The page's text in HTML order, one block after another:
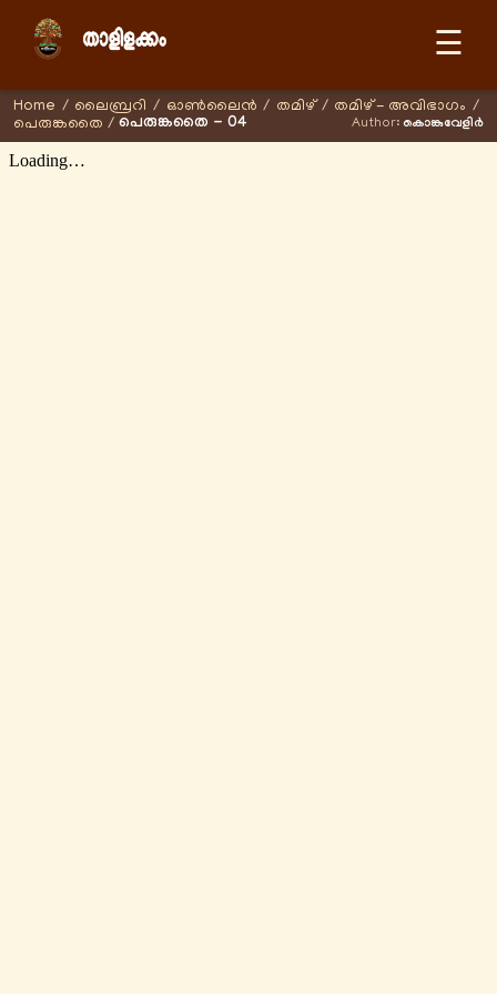
☰
Home / ലൈബ്രറി / ഓണ്‍ലൈന്‍ / തമിഴ് / തമിഴ് - അവിഭാഗം /
പെരുങ്കതൈ / പെരുങ്കതൈ - 04 Author: കൊങ്കുവേളിർ